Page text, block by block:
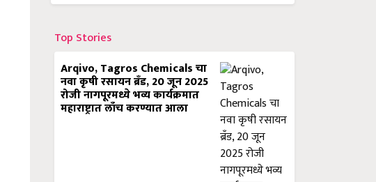
Top Stories
Arqivo, Tagros Chemicals चा
नवा कृषी रसायन ब्रँड, 20 जून 2025
रोजी नागपूरमध्ये भव्य कार्यक्रमात
महाराष्ट्रात लाँच करण्यात आला